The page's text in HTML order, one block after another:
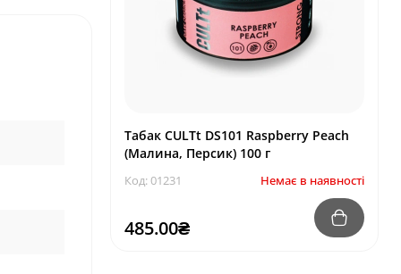
Табак CULTt DS101 Raspberry Peach
(Малина, Персик) 100 г
Код: 01231 Немає в наявності
485.00₴